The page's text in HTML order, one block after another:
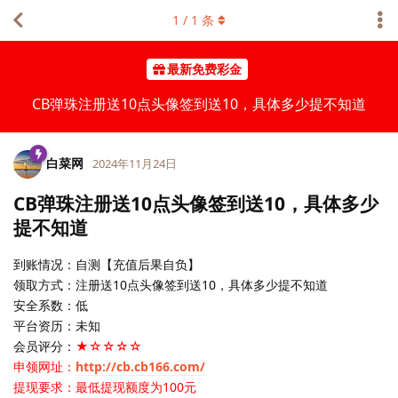
最新免费彩金
CB弹珠注册送10点头像签到送10，具体多少提不知道
1 / 1 条
白菜网 2024年11月24日
CB弹珠注册送10点头像签到送10，具体多少
提不知道
到账情况：自测【充值后果自负】
领取方式：注册送10点头像签到送10，具体多少提不知道
安全系数：低
平台资历：未知
会员评分： ★☆☆☆☆
申领网址： http://cb.cb166.com/
提现要求：最低提现额度为100元